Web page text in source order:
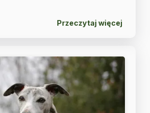
Przeczytaj więcej